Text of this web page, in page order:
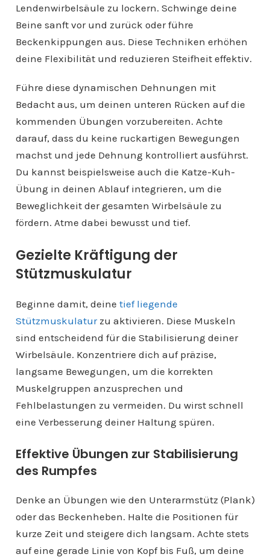
Lendenwirbelsäule zu lockern. Schwinge deine
Beine sanft vor und zurück oder führe
Beckenkippungen aus. Diese Techniken erhöhen
deine Flexibilität und reduzieren Steifheit effektiv.
Führe diese dynamischen Dehnungen mit
Bedacht aus, um deinen unteren Rücken auf die
kommenden Übungen vorzubereiten. Achte
darauf, dass du keine ruckartigen Bewegungen
machst und jede Dehnung kontrolliert ausführst.
Du kannst beispielsweise auch die Katze-Kuh-
Übung in deinen Ablauf integrieren, um die
Beweglichkeit der gesamten Wirbelsäule zu
fördern. Atme dabei bewusst und tief.
Gezielte Kräftigung der
Stützmuskulatur
Beginne damit, deine tief liegende
Stützmuskulaturzu aktivieren. Diese Muskeln
sind entscheidend für die Stabilisierung deiner
Wirbelsäule. Konzentriere dich auf präzise,
langsame Bewegungen, um die korrekten
Muskelgruppen anzusprechen und
Fehlbelastungen zu vermeiden. Du wirst schnell
eine Verbesserung deiner Haltung spüren.
Effektive Übungen zur Stabilisierung
des Rumpfes
Denke an Übungen wie den Unterarmstütz (Plank)
oder das Beckenheben. Halte die Positionen für
kurze Zeit und steigere dich langsam. Achte stets
auf eine gerade Linie von Kopf bis Fuß, um deine